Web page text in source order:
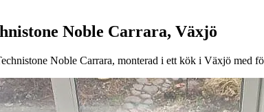
Noble Carrara, Växjö
Noble Carrara, monterad i ett kök i Växjö med